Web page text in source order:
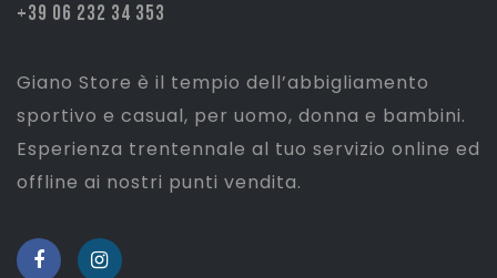
+39 06 232 34 353
Giano Store è il tempio dell’abbigliamento
sportivo e casual, per uomo, donna e bambini.
Esperienza trentennale al tuo servizio online ed
offline ai nostri punti vendita.